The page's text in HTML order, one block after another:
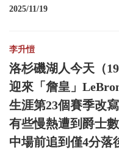
2025/11/19
李升愷
洛杉磯湖人今天（
迎來「詹皇」
生涯第23個賽季改
有些慢熱遭到爵士
中場前追到僅4分落